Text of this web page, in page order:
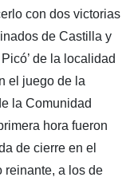
con dos victorias
de Castilla y
de la localidad
el juego de la
la Comunidad
hora fueron
de cierre en el
reinante, a los de